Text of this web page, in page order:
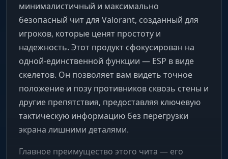
минималистичный и максимально
безопасный чит для Valorant, созданный для
игроков, которые ценят простоту и
надежность. Этот продукт сфокусирован на
одной-единственной функции — ESP в виде
скелетов. Он позволяет вам видеть точное
положение и позу противников сквозь стены и
другие препятствия, предоставляя ключевую
тактическую информацию без перегрузки
экрана лишними деталями.
Главное преимущество этого чита — его